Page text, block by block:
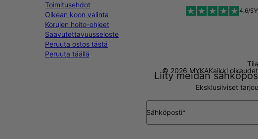
Liity meidän
Eksklusiiviset
Sähköposti*
Toimitusehdot
Oikean koon valinta
Korujen hoito-ohjeet
Saavutettavuusseloste
Peruuta ostos tästä
Peruuta täällä
4.6/5
© 2026 MYKAKaikki